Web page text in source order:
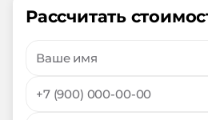
Рассчитать